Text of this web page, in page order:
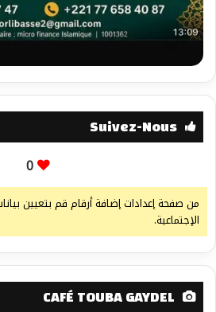
Suivez-Nous
0
من صفحة إعدادات إضافة أرقام قم بتعيين
الإجتماعية.
CAFÉ TOUBA GAYDEL